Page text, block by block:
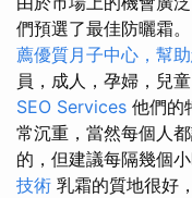
們預選了最佳防曬霜。
薦優質月子中心，幫
員，成人，孕婦，兒
SEO Services 他們的
常沉重，當然每個人
的，但建議每隔幾個
技術 乳霜的質地很好